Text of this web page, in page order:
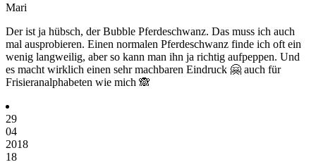
Mari
Der ist ja hübsch, der Bubble Pferdeschwanz. Das muss ich auch
mal ausprobieren. Einen normalen Pferdeschwanz finde ich oft ein
wenig langweilig, aber so kann man ihn ja richtig aufpeppen. Und
es macht wirklich einen sehr machbaren Eindruck 🤗 auch für
Frisieranalphabeten wie mich 🙈
29
04
2018
18